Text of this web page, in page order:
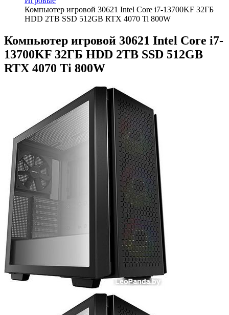
Компьютер игровой 30621 Intel Core i7-13700KF 32ГБ
HDD 2TB SSD 512GB RTX 4070 Ti 800W
Компьютер игровой 30621 Intel Core i7-
13700KF 32ГБ HDD 2TB SSD 512GB
RTX 4070 Ti 800W